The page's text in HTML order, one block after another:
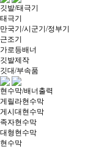
깃발/태극기
태극기
만국기/시군기/정부기
근조기
가로등배너
깃발제작
깃대/부속품
현수막/배너출력
게릴라현수막
게시대현수막
족자현수막
대형현수막
현수막